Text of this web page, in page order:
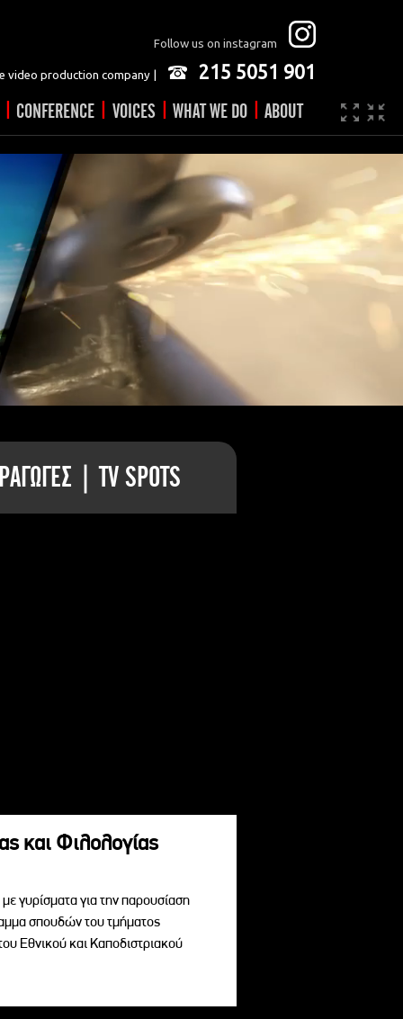
Follow us on instagram
video production company | 215 5051 901
| CONFERENCE | VOICES | WHAT WE DO | ABOUT
Company
Video made easy
Contact
| TV SPOTS
και Φιλολογίας
γυρίσματα για την παρουσίαση
σπουδών του τμήματος
Εθνικού και Καποδιστριακού